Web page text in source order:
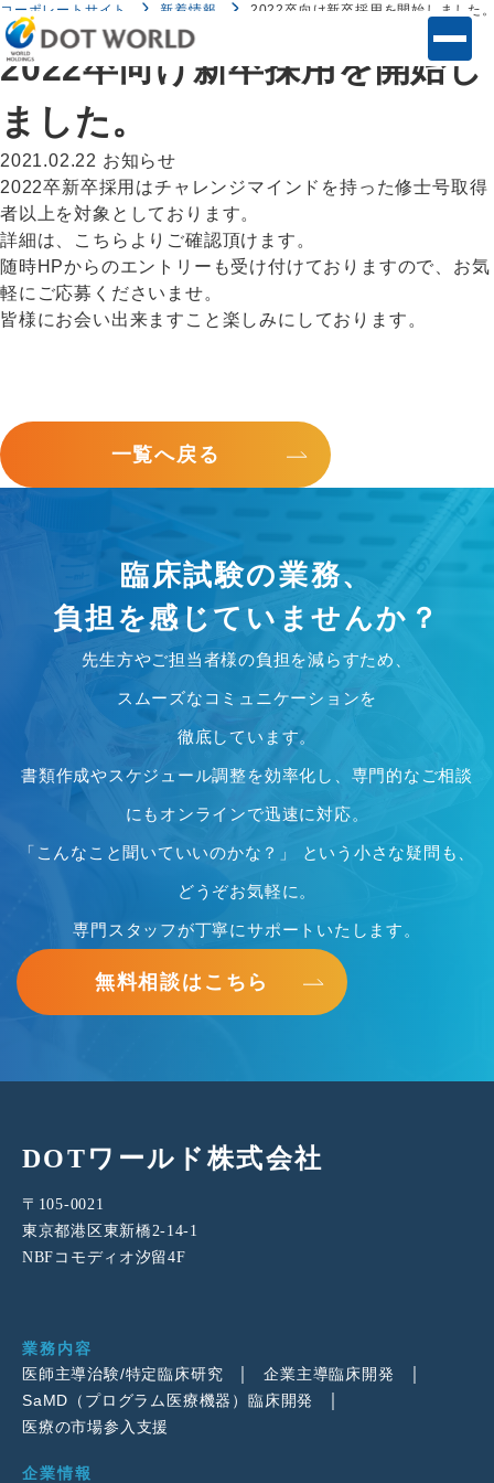
コーポレートサイト 新着情報 2022卒向け新卒採用を開始しました
2022卒向け新卒採用を開始し
ました。
2021.02.22 お知らせ
2022卒新卒採用はチャレンジマインドを持った修士号取得
者以上を対象としております。
詳細は、こちらよりご確認頂けます。
随時HPからのエントリーも受け付けておりますので、お気
軽にご応募くださいませ。
皆様にお会い出来ますこと楽しみにしております。
一覧へ戻る
臨床試験の業務、
負担を感じていませんか？
先生方やご担当者様の負担を減らすため、
スムーズなコミュニケーションを
徹底しています。
書類作成やスケジュール調整を効率化し、専門的なご相談
にもオンラインで迅速に対応。
「こんなこと聞いていいのかな？」 という小さな疑問も、
どうぞお気軽に。
専門スタッフが丁寧にサポートいたします。
無料相談はこちら
DOTワールド株式会社
〒105-0021
東京都港区東新橋2-14-1
NBFコモディオ汐留4F
業務内容
医師主導治験/特定臨床研究
企業主導臨床開発
SaMD（プログラム医療機器）臨床開発
医療の市場参入支援
企業情報